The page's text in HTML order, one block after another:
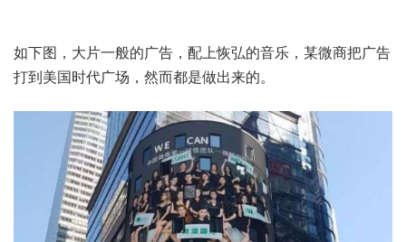
如下图，大片一般的广告，配上恢弘的音乐，某微商把广告
打到美国时代广场，然而都是做出来的。